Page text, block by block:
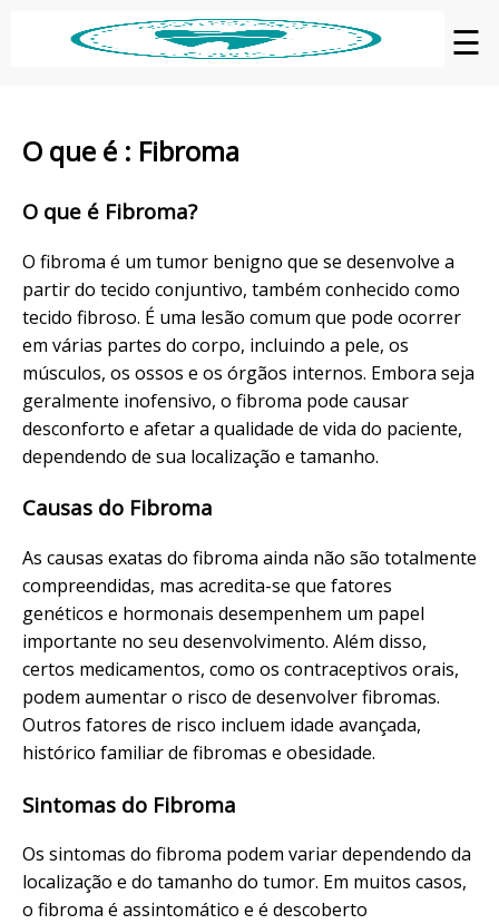
☰
O que é : Fibroma
O que é Fibroma?
O fibroma é um tumor benigno que se desenvolve a
partir do tecido conjuntivo, também conhecido como
tecido fibroso. É uma lesão comum que pode ocorrer
em várias partes do corpo, incluindo a pele, os
músculos, os ossos e os órgãos internos. Embora seja
geralmente inofensivo, o fibroma pode causar
desconforto e afetar a qualidade de vida do paciente,
dependendo de sua localização e tamanho.
Causas do Fibroma
As causas exatas do fibroma ainda não são totalmente
compreendidas, mas acredita-se que fatores
genéticos e hormonais desempenhem um papel
importante no seu desenvolvimento. Além disso,
certos medicamentos, como os contraceptivos orais,
podem aumentar o risco de desenvolver fibromas.
Outros fatores de risco incluem idade avançada,
histórico familiar de fibromas e obesidade.
Sintomas do Fibroma
Os sintomas do fibroma podem variar dependendo da
localização e do tamanho do tumor. Em muitos casos,
o fibroma é assintomático e é descoberto